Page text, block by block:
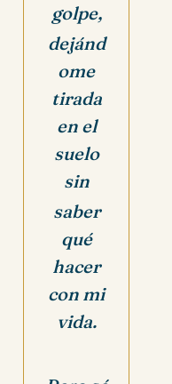
golpe,
dejánd
ome
tirada
en el
suelo
sin
saber
qué
hacer
con mi
vida.